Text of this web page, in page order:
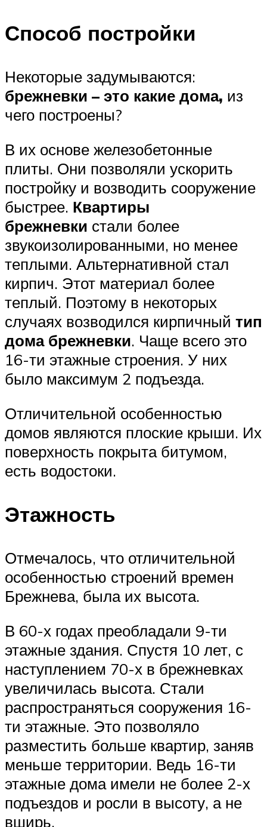
Способ постройки
Некоторые задумываются:
брежневки – это какие дома, из
чего построены?
В их основе железобетонные
плиты. Они позволяли ускорить
постройку и возводить сооружение
быстрее. Квартиры
брежневки стали более
звукоизолированными, но менее
теплыми. Альтернативной стал
кирпич. Этот материал более
теплый. Поэтому в некоторых
случаях возводился кирпичный тип
дома брежневки. Чаще всего это
16-ти этажные строения. У них
было максимум 2 подъезда.
Отличительной особенностью
домов являются плоские крыши. Их
поверхность покрыта битумом,
есть водостоки.
Этажность
Отмечалось, что отличительной
особенностью строений времен
Брежнева, была их высота.
В 60-х годах преобладали 9-ти
этажные здания. Спустя 10 лет, с
наступлением 70-х в брежневках
увеличилась высота. Стали
распространяться сооружения 16-
ти этажные. Это позволяло
разместить больше квартир, заняв
меньше территории. Ведь 16-ти
этажные дома имели не более 2-х
подъездов и росли в высоту, а не
вширь.